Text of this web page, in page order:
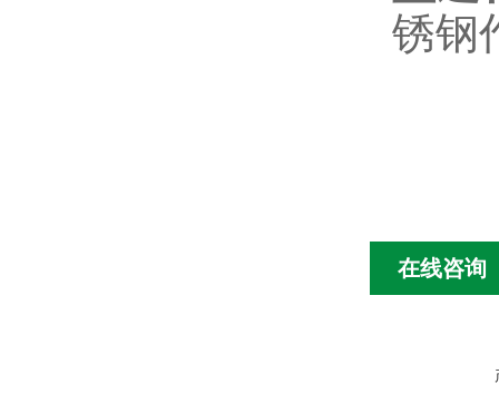
锈钢
在线咨询